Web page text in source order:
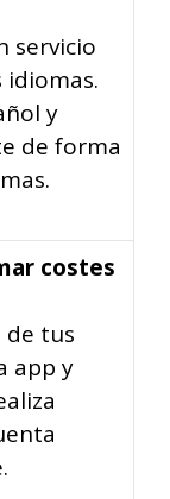
servicio
idiomas.
y
de forma
costes
de tus
app y